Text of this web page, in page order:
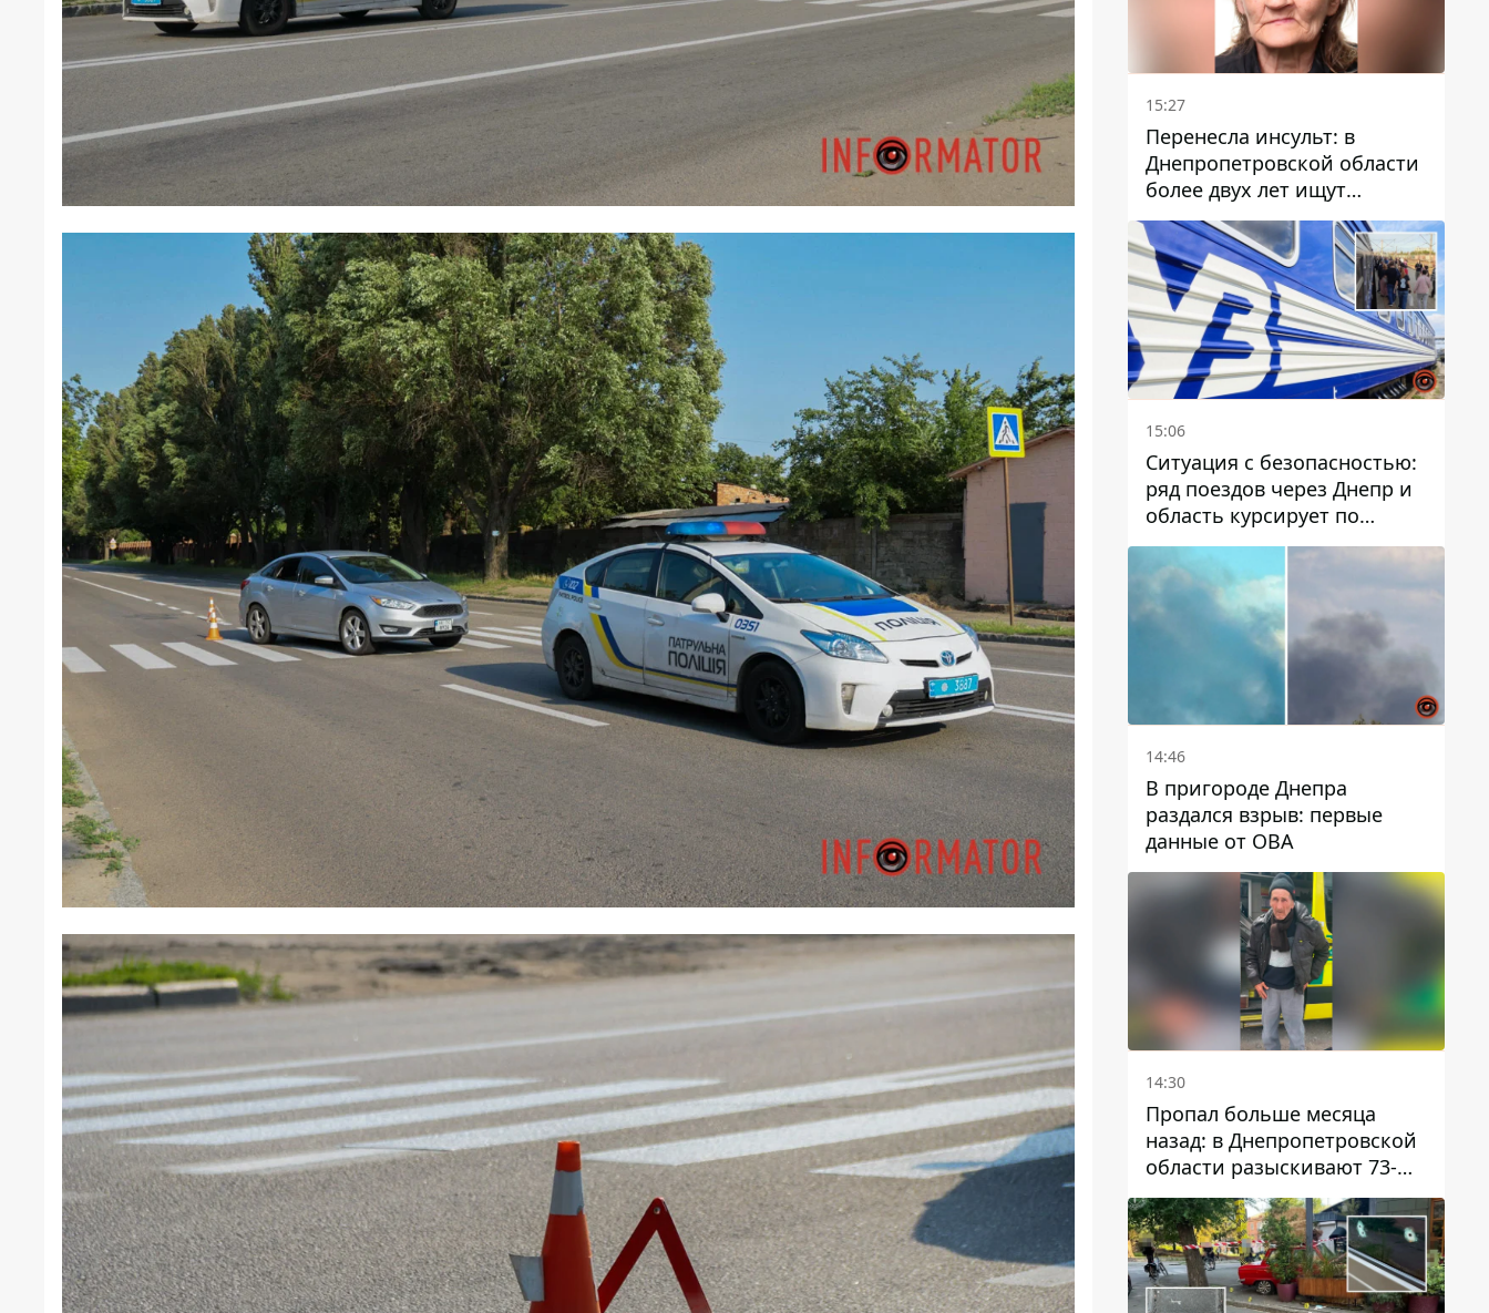
15:27
Перенесла инсульт: в
Днепропетровской области
более двух лет ищут
пропавшую женщину
15:06
Ситуация с безопасностью:
ряд поездов через Днепр и
область курсирует по
измененному маршруту, а
часть пути заменили
автобусами и электричками
14:46
В пригороде Днепра
раздался взрыв: первые
данные от ОВА
14:30
Пропал больше месяца
назад: в Днепропетровской
области разыскивают 73-
летнего мужчину